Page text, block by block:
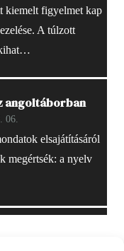
kiemelt figyelmet kap
A túlzott
angoltáborban
06.
elsajátításáról
megértsék: a nyelv